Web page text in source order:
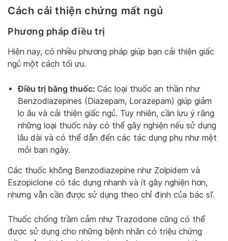
Cách cải thiện chứng mất ngủ
Phương pháp điều trị
Hiện nay, có nhiều phương pháp giúp bạn cải thiện giấc
ngủ một cách tối ưu.
Điều trị bằng thuốc: Các loại thuốc an thần như
Benzodiazepines (Diazepam, Lorazepam) giúp giảm
lo âu và cải thiện giấc ngủ. Tuy nhiên, cần lưu ý rằng
những loại thuốc này có thể gây nghiện nếu sử dụng
lâu dài và có thể dẫn đến các tác dụng phụ như mệt
mỏi ban ngày.
Các thuốc không Benzodiazepine như Zolpidem và
Eszopiclone có tác dụng nhanh và ít gây nghiện hơn,
nhưng vẫn cần được sử dụng theo chỉ định của bác sĩ.
Thuốc chống trầm cảm như Trazodone cũng có thể
được sử dụng cho những bệnh nhân có triệu chứng